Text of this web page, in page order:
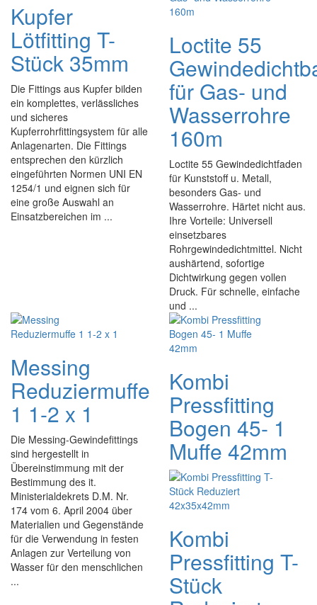
Kupfer
Lötfitting T-
Stück 35mm
Die Fittings aus Kupfer bilden
ein komplettes, verlässliches
und sicheres
Kupferrohrfittingsystem für alle
Anlagenarten. Die Fittings
entsprechen den kürzlich
eingeführten Normen UNI EN
1254/1 und eignen sich für
eine große Auswahl an
Einsatzbereichen im ...
Loctite 55
für Gas- und
Wasserrohre
160m
Loctite 55 Gewindedichtfaden
für Kunststoff u. Metall,
besonders Gas- und
Wasserrohre. Härtet nicht aus.
Ihre Vorteile: Universell
einsetzbares
Rohrgewindedichtmittel. Nicht
aushärtend, sofortige
Dichtwirkung gegen vollen
Druck. Für schnelle, einfache
und ...
Messing
Reduziermuffe
1 1-2 x 1
Die Messing-Gewindefittings
sind hergestellt in
Übereinstimmung mit der
Bestimmung des it.
Ministerialdekrets D.M. Nr.
174 vom 6. April 2004 über
Materialien und Gegenstände
für die Verwendung in festen
Anlagen zur Verteilung von
Wasser für den menschlichen
...
Kombi
Pressfitting
Bogen 45- 1
Muffe 42mm
Kombi
Pressfitting T-
Stück